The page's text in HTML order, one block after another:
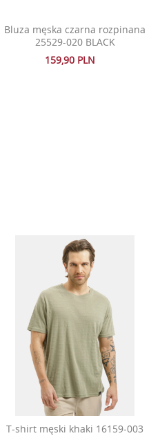
Bluza męska czarna rozpinana
25529-020 BLACK
159,90 PLN
T-shirt męski khaki 16159-003